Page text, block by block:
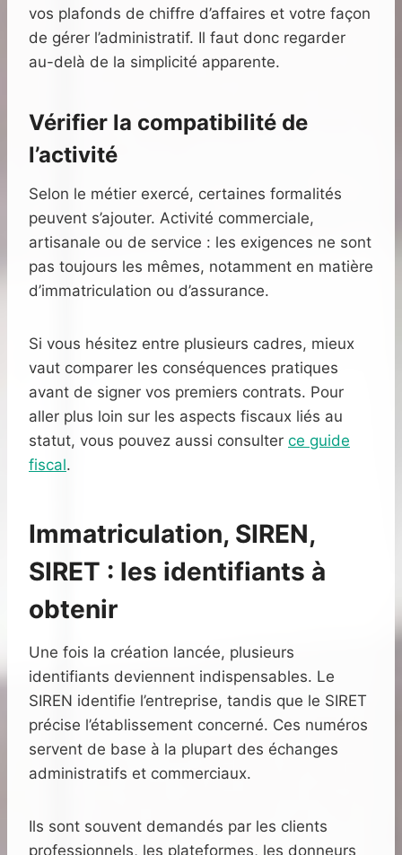
vos plafonds de chiffre d’affaires et votre façon
de gérer l’administratif. Il faut donc regarder
au-delà de la simplicité apparente.
Vérifier la compatibilité de
l’activité
Selon le métier exercé, certaines formalités
peuvent s’ajouter. Activité commerciale,
artisanale ou de service : les exigences ne sont
pas toujours les mêmes, notamment en matière
d’immatriculation ou d’assurance.
Si vous hésitez entre plusieurs cadres, mieux
vaut comparer les conséquences pratiques
avant de signer vos premiers contrats. Pour
aller plus loin sur les aspects fiscaux liés au
statut, vous pouvez aussi consulter ce guide
fiscal.
Immatriculation, SIREN,
SIRET : les identifiants à
obtenir
Une fois la création lancée, plusieurs
identifiants deviennent indispensables. Le
SIREN identifie l’entreprise, tandis que le SIRET
précise l’établissement concerné. Ces numéros
servent de base à la plupart des échanges
administratifs et commerciaux.
Ils sont souvent demandés par les clients
professionnels, les plateformes, les donneurs